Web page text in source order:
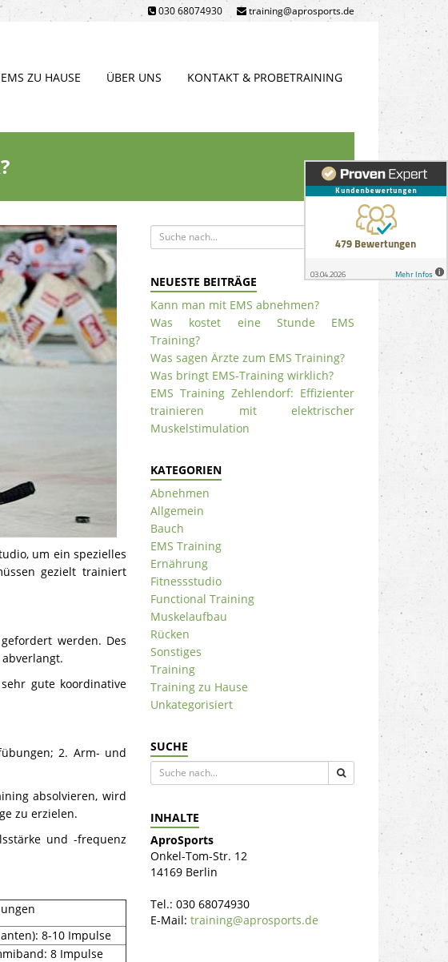
030 68074930 training@aprosports.de
EMS ZU HAUSE ÜBER UNS KONTAKT & PROBETRAINING
um ein spezielles
gezielt trainiert
werden. Des
gute koordinative
2. Arm- und
absolvieren, wird
zu erzielen.
und -frequenz
8-10 Impulse
8 Impulse
NEUESTE BEITRÄGE
Kann man mit EMS abnehmen?
Was kostet eine Stunde EMS
Training?
Was sagen Ärzte zum EMS Training?
Was bringt EMS-Training wirklich?
EMS Training Zehlendorf: Effizienter
trainieren mit elektrischer
Muskelstimulation
KATEGORIEN
Abnehmen
Allgemein
Bauch
EMS Training
Ernährung
Fitnessstudio
Functional Training
Muskelaufbau
Rücken
Sonstiges
Training
Training zu Hause
Unkategorisiert
SUCHE
INHALTE
AproSports
Onkel-Tom-Str. 12
14169 Berlin
Tel.: 030 68074930
E-Mail: training@aprosports.de